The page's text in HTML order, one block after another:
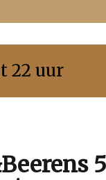
22 uur